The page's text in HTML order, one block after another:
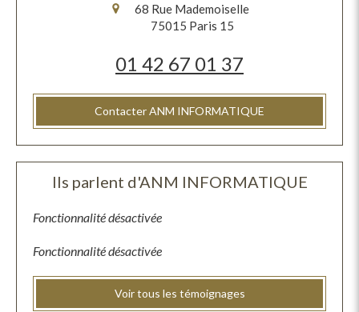
68 Rue Mademoiselle
75015 Paris 15
01 42 67 01 37
Contacter ANM INFORMATIQUE
Ils parlent d'ANM INFORMATIQUE
Fonctionnalité désactivée
Fonctionnalité désactivée
Voir tous les témoignages